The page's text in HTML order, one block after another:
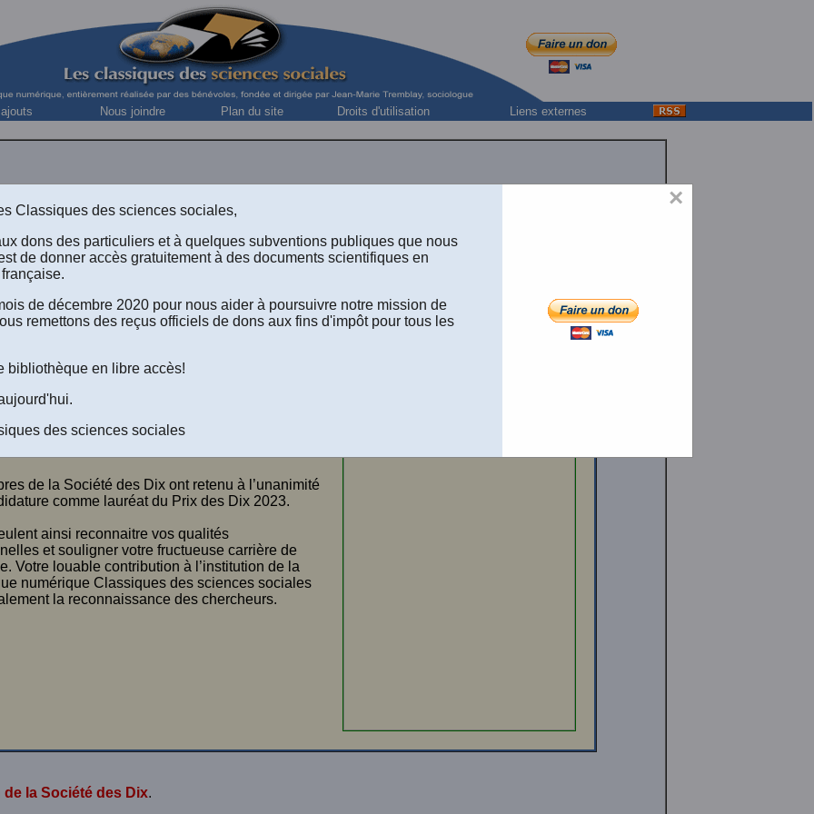
Nous joindre Plan du site Droits d'utilisation Liens externes
Prix des Dix 2023, 26 avril 2023.
de la Société des Dix ont retenu à l’unanimité
comme lauréat du Prix des Dix 2023.
ainsi reconnaitre vos qualités
et souligner votre fructueuse carrière de
Votre louable contribution à l’institution de la
numérique Classiques des sciences sociales
la reconnaissance des chercheurs.
de la Société des Dix.
×
Classiques des sciences sociales,
dons des particuliers et à quelques subventions publiques que nous
de donner accès gratuitement à des documents scientifiques en
de décembre 2020 pour nous aider à poursuivre notre mission de
remettons des reçus officiels de dons aux fins d'impôt pour tous les
bibliothèque en libre accès!
des sciences sociales